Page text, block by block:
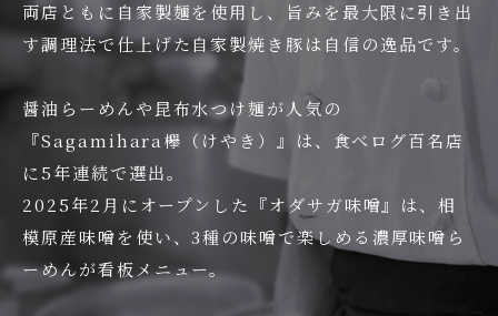
両店ともに自家製麺を使用し、旨みを最大限に引き出
す調理法で仕上げた自家製焼き豚は自信の逸品です。
醤油らーめんや昆布水つけ麺が人気の
『Sagamihara欅（けやき）』は、食べログ百名店
に5年連続で選出。
2025年2月にオープンした『オダサガ味噌』は、相
模原産味噌を使い、3種の味噌で楽しめる濃厚味噌ら
ーめんが看板メニュー。